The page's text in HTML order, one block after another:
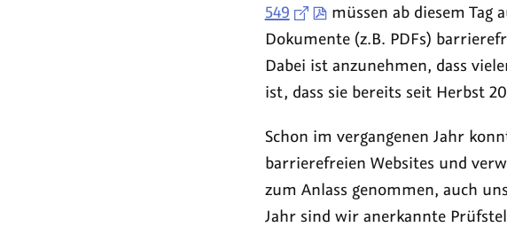
549
müssen ab diesem Tag
Dokumente (z.B. PDFs)
Dabei ist anzunehmen, dass
ist, dass sie bereits seit Herbst
Schon im vergangenen Jahr
barrierefreien Websites und
zum Anlass genommen, auch
Jahr sind wir anerkannte